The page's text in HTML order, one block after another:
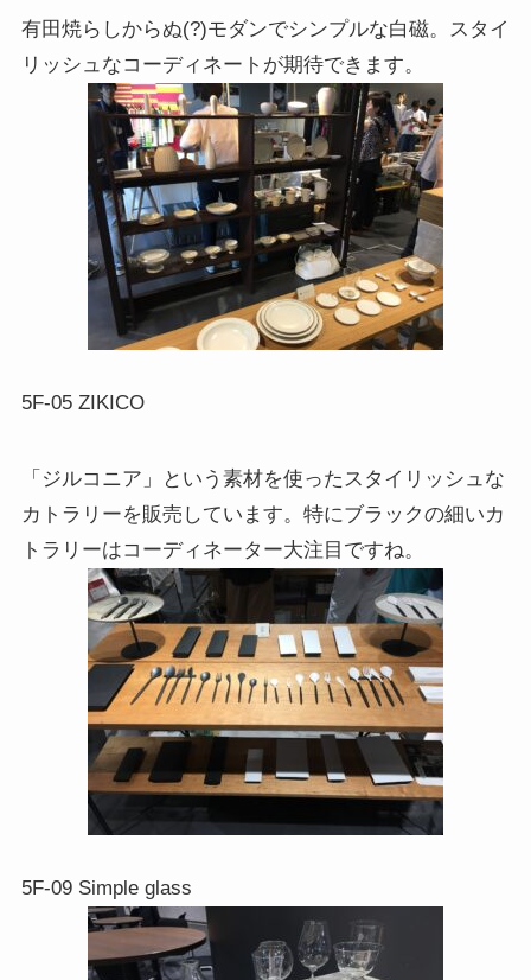
有田焼らしからぬ(?)モダンでシンプルな白磁。スタイ
リッシュなコーディネートが期待できます。
5F-05 ZIKICO
「ジルコニア」という素材を使ったスタイリッシュな
カトラリーを販売しています。特にブラックの細いカ
トラリーはコーディネーター大注目ですね。
5F-09 Simple glass